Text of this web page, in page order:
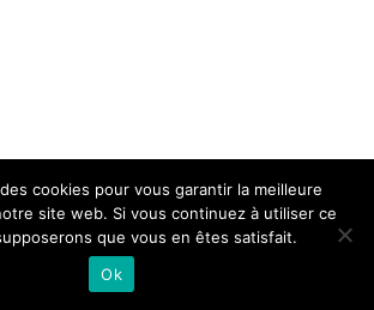
cookies pour vous garantir la meilleure
site web. Si vous continuez à utiliser ce
que vous en êtes satisfait.
Ok